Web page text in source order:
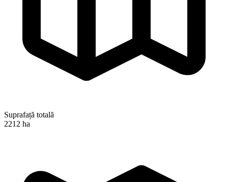
Suprafață totală
2212 ha